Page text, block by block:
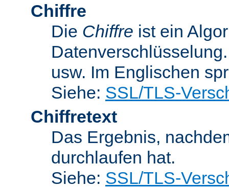
Chiffre
Die Chiffre ist ein
usw. Im Englischen
Siehe: SSL/TLS-
Chiffretext
Das Ergebnis,
durchlaufen hat.
Siehe: SSL/TLS-